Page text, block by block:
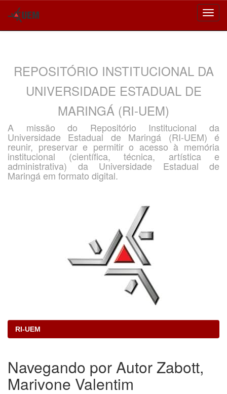
REPOSITÓRIO INSTITUCIONAL DA
UNIVERSIDADE ESTADUAL DE
MARINGÁ (RI-UEM)
A missão do Repositório Institucional da
Universidade Estadual de Maringá (RI-UEM) é
reunir, preservar e permitir o acesso à memória
institucional (científica, técnica, artística e
administrativa) da Universidade Estadual de
Maringá em formato digital.
RI-UEM
Navegando por Autor Zabott,
Marivone Valentim